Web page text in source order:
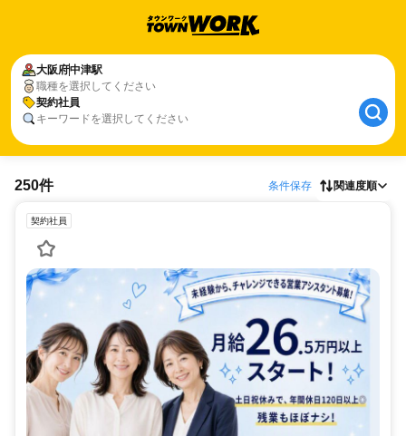
大阪府中津駅
職種を選択してください
契約社員
キーワードを選択してください
250件 条件保存 関連度順
契約社員